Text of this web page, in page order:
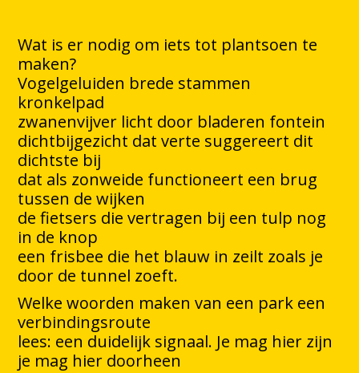
Wat is er nodig om iets tot plantsoen te
maken?
Vogelgeluiden brede stammen
kronkelpad
zwanenvijver licht door bladeren fontein
dichtbijgezicht dat verte suggereert dit
dichtste bij
dat als zonweide functioneert een brug
tussen de wijken
de fietsers die vertragen bij een tulp nog
in de knop
een frisbee die het blauw in zeilt zoals je
door de tunnel zoeft.
Welke woorden maken van een park een
verbindingsroute
lees: een duidelijk signaal. Je mag hier zijn
je mag hier doorheen